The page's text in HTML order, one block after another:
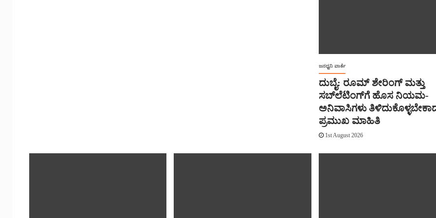
ಜನಧ್ವನಿ ವಾರ್ತೆ
ದುಬೈ: ರೂಮ್ ಶೇರಿಂಗ್ ಮತ್ತು
ಸಬ್‌ಲೆಟಿಂಗ್‌ಗೆ ಹೊಸ ನಿಯಮ-
ಅನಿವಾಸಿಗಳು
ಪ್ರಮುಖ ಮಾಹಿತಿ
1st August 2026